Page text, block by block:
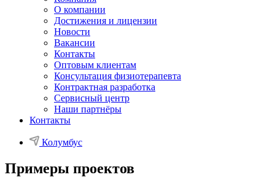
О компании
Достижения и лицензии
Новости
Вакансии
Контакты
Оптовым клиентам
Консультация физиотерапевта
Контрактная разработка
Сервисный центр
Наши партнёры
Контакты
Колумбус
Примеры проектов